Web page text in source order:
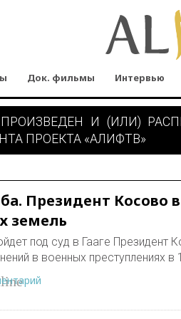
Док. фильмы Интервью
И (ИЛИ)
ПРОЕКТА «АЛИФТВ»
Президент Косово
земель
под суд в Гааге Президент
в военных преступлениях в